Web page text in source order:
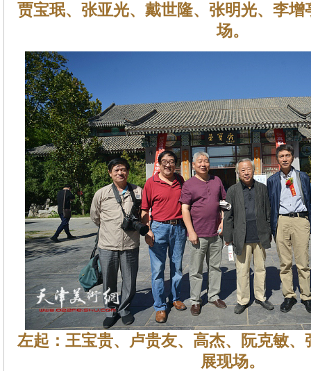
贾宝珉、张亚光、戴世隆、张明光、李
场。
左起：王宝贵、卢贵友、高杰、阮克敏
展现场。